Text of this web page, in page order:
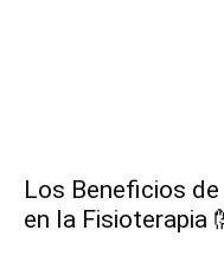
Los Beneficios
en la Fisioterapia